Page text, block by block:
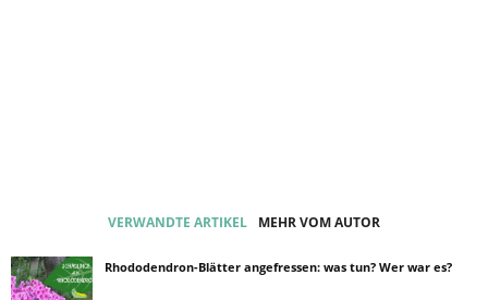
VERWANDTE ARTIKEL MEHR VOM AUTOR
Rhododendron-Blätter angefressen: was tun? Wer war es?